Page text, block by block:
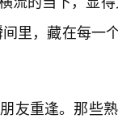
里，藏在每一
友重逢。那些